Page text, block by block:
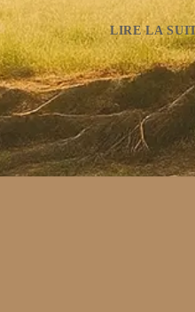
LIRE LA